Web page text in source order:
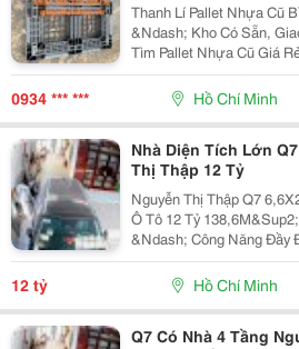
Thanh Lí Pallet Nhựa Cũ
&Ndash; Kho Có Sẵn, Giao Hàng
Tìm Pallet Nhựa Cũ Giá
Chứa Hàng, Lưu Kho
Tiết Kiệm Chi Phí? Đừng
0934 *** *** Hồ Chí Minh
Nhà Diện Tích Lớn
Thị Thập 12 Tỷ
Nguyễn Thị Thập Q7
Ô Tô 12 Tỷ
&Ndash; Công Năng Đầy
Mua Để Ở Hoặc Tìm Tài
Tại Quận 7. Căn Nhà Có
Dựng...
12 tỷ Hồ Chí Minh
Q7 Có Nhà 4 Tầng